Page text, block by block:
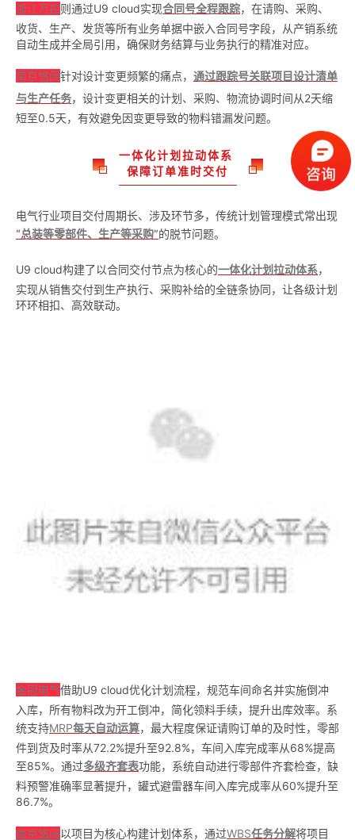
浙江万控则通过U9 cloud实现合同号全程跟踪，在请购、采购、
收货、生产、发货等所有业务单据中嵌入合同号字段，从产销系统
自动生成并全局引用，确保财务结算与业务执行的精准对应。
南京悠阔针对设计变更频繁的痛点， 通过跟踪号关联项目设计清单
与生产任务，设计变更相关的计划、采购、物流协调时间从2天缩
短至0.5天，有效避免因变更导致的物料错漏发问题。
一体化计划拉动体系
保障订单准时交付
电气行业项目交付周期长、涉及环节多，传统计划管理模式常出现
“总装等零部件、生产等采购”的脱节问题。
U9 cloud构建了以合同交付节点为核心的一体化计划拉动体系，
实现从销售交付到生产执行、采购补给的全链条协同，让各级计划
环环相扣、高效联动。
金冠电气借助U9 cloud优化计划流程，规范车间命名并实施倒冲
入库，所有物料改为开工倒冲，简化领料手续，提升出库效率。系
统支持MRP每天自动运算，最大程度保证请购订单的及时性，零部
件到货及时率从72.2%提升至92.8%，车间入库完成率从68%提高
至85%。通过多级齐套表功能，系统自动进行零部件齐套检查，缺
料预警准确率显著提升，罐式避雷器车间入库完成率从60%提升至
86.7%。
南京悠阔以项目为核心构建计划体系，通过WBS任务分解将项目